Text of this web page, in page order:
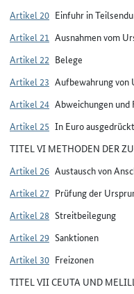
Artikel 20 Einfuhr in
Artikel 21 Ausnahmen vom
Artikel 22 Belege
Artikel 23 Aufbewahrung von
Artikel 24 Abweichungen
Artikel 25 In Euro
TITEL VI METHODEN DER
Artikel 26 Austausch von
Artikel 27 Prüfung der
Artikel 28 Streitbeilegung
Artikel 29 Sanktionen
Artikel 30 Freizonen
TITEL VII CEUTA UND